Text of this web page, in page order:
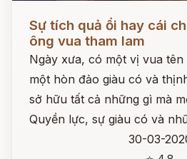
Sự tích quả ổi hay cái
ông vua tham lam
Ngày xưa, có một vị vua tên
một hòn đảo giàu có và
sở hữu tất cả những gì mà
Quyền lực, sự giàu có và
30-03-